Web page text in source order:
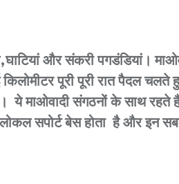
और संकरी पगडंडियां।
पूरी पूरी रात पैदल चलते
ये माओवादी संगठनों के साथ रहते
लोकल सपोर्ट बेस होता है और इन